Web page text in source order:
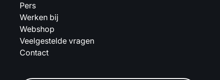
Pers
Werken bij
Webshop
Veelgestelde vragen
Contact